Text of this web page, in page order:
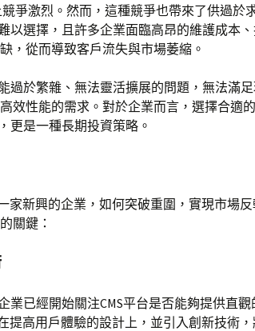
爭激烈。然而，這種競爭也帶來了供過於
以選擇，且許多企業面臨高昂的維護成本
，從而導致客戶流失與市場萎縮。
過於繁雜、無法靈活擴展的問題，無法滿
效性能的需求。對於企業而言，選擇合適的
更是一種長期投資策略。
家新興的企業，如何突破重圍，實現市場
關鍵：
業已經開始關注CMS平台是否能夠提供直觀
提高用戶體驗的設計上，並引入創新技術